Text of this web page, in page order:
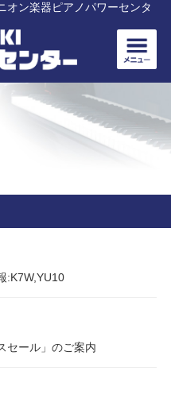
オン楽器ピアノパワーセンタ
:K7W,YU10
セール」のご案内